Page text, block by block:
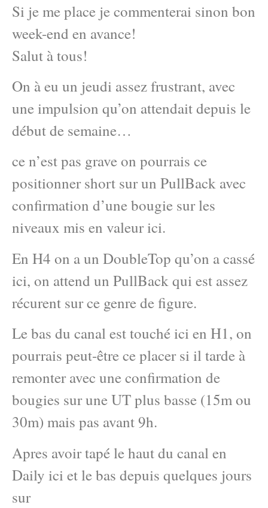
Si je me place je commenterai sinon bon
week-end en avance!
Salut à tous!
On à eu un jeudi assez frustrant, avec
une impulsion qu’on attendait depuis le
début de semaine…
ce n’est pas grave on pourrais ce
positionner short sur un PullBack avec
confirmation d’une bougie sur les
niveaux mis en valeur ici.
En H4 on a un DoubleTop qu’on a cassé
ici, on attend un PullBack qui est assez
récurent sur ce genre de figure.
Le bas du canal est touché ici en H1, on
pourrais peut-être ce placer si il tarde à
remonter avec une confirmation de
bougies sur une UT plus basse (15m ou
30m) mais pas avant 9h.
Apres avoir tapé le haut du canal en
Daily ici et le bas depuis quelques jours
sur